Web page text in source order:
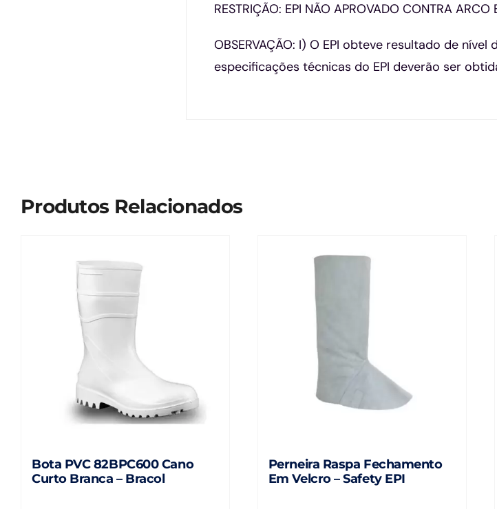
RESTRIÇÃO: EPI NÃO APROVADO CONTRA
OBSERVAÇÃO: I) O EPI obteve resultado de nível
especificações técnicas do EPI deverão ser
Produtos Relacionados
Bota PVC 82BPC600 Cano
Curto Branca – Bracol
Perneira Raspa Fechamento
Em Velcro – Safety EPI